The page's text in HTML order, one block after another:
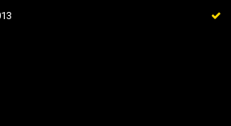
the best brands